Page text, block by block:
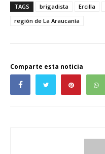
TAGS
brigadista Ercilla
región de La Araucanía
Comparte esta noticia